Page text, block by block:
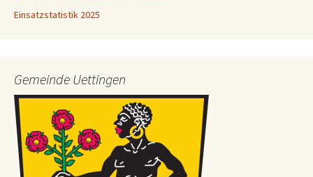
Einsatzstatistik 2025
Gemeinde Uettingen